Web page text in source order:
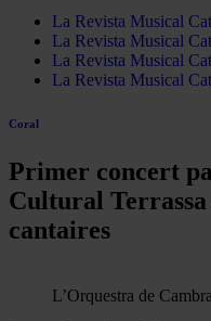
La Revista Musical
La Revista Musical
La Revista Musical
La Revista Musical
Coral
Primer concert
Cultural Terrassa
cantaires
L’Orquestra de